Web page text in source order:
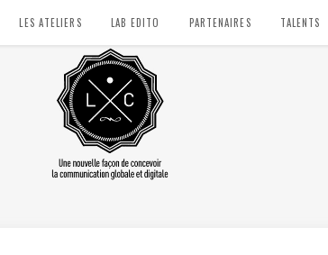
LES ATELIERS LAB EDITO PARTENAIRES TALENTS